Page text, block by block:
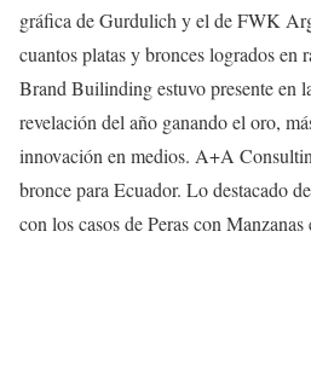
gráfica de Gurdulich y el de FWK
cuantos platas y bronces logrados en
Brand Builinding estuvo presente en
revelación del año ganando el oro,
innovación en medios. A+A
bronce para Ecuador. Lo destacado
con los casos de Peras con